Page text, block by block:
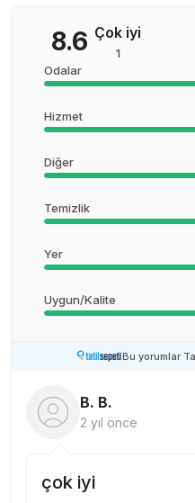
8.6 Çok iyi
1
Odalar
Hizmet
Diğer
Temizlik
Yer
Uygun/Kalite
Bu yorumlar
B. B.
2 yıl önce
çok iyi